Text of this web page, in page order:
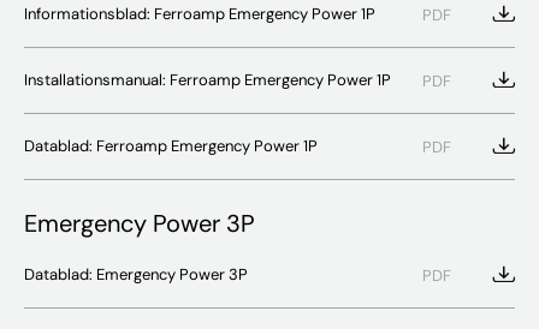
Informationsblad: Ferroamp Emergency Power 1P PDF
Installationsmanual: Ferroamp Emergency Power 1P PDF
Datablad: Ferroamp Emergency Power 1P PDF
Emergency Power 3P
Datablad: Emergency Power 3P PDF